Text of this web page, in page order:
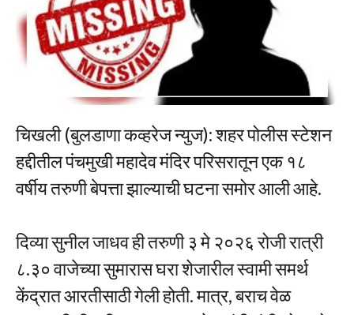
चिखली (बुलडाणा कव्हरेज न्युज): शहर पोलीस स्टेशन
हद्दीतील पंचमुखी महादेव मंदिर परिसरातून एक १८
वर्षीय तरुणी बेपत्ता झाल्याची घटना समोर आली आहे.
दिव्या सुनील जाधव ही तरुणी ३ मे २०२६ रोजी रात्री
८.३० वाजेच्या सुमारास घरा शेजारील स्वामी समर्थ
केंद्रात आरतीसाठी गेली होती. मात्र, बराच वेळ